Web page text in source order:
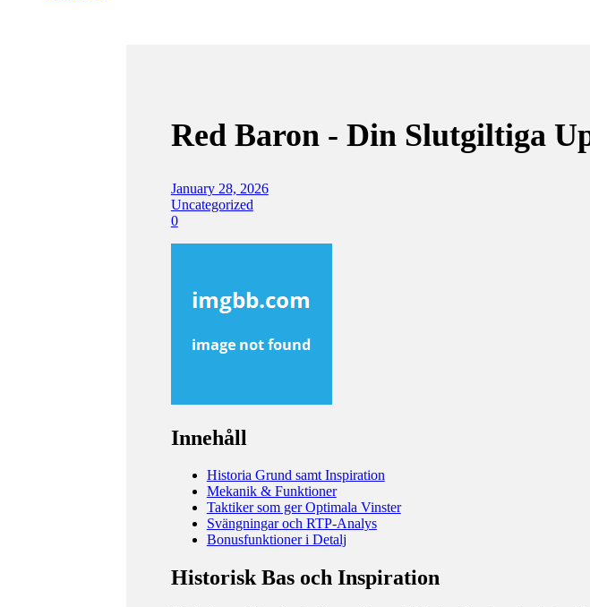
Red Baron - Din Slutgiltiga
January 28, 2026
Uncategorized
0
Innehåll
Historia Grund samt Inspiration
Mekanik & Funktioner
Taktiker som ger Optimala Vinster
Svängningar och RTP-Analys
Bonusfunktioner i Detalj
Historisk Bas och Inspiration